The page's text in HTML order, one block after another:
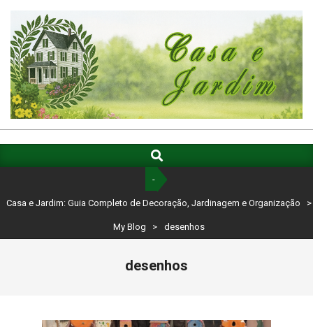
content
CASA
E
GUIA
COMPLETO
DECORAÇÃO,
Navigation
Search
-
Casa e Jardim: Guia Completo de Decoração, Jardinagem e Organização >
My Blog > desenhos
desenhos